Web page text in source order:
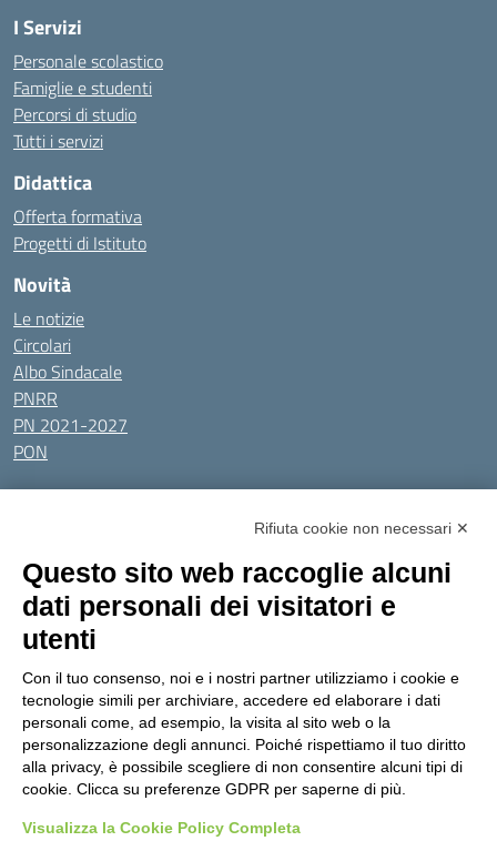
I Servizi
Personale scolastico
Famiglie e studenti
Percorsi di studio
Tutti i servizi
Didattica
Offerta formativa
Progetti di Istituto
Novità
Le notizie
Circolari
Albo Sindacale
PNRR
PN 2021-2027
PON
Tutti gli argomenti
Amministrazione Trasparente
Privacy Policy
Dichiarazione di accessibilitàObiettivi di accessibilità
Seguici su:
Indirizzo:Via Gaetano Donizetti 30, Collegno
Centralino:0114053925 Email: toic8cg002@istruzione.it
Posta elettronica certificata (PEC):toic8cg002@pec.istruzione.it
Codice fiscale: 95641450010
Codice Indice delle Pubbliche Amministrazioni (IPA): D0ZZDV0V
Rifiuta cookie non necessari ✕
Questo sito web raccoglie alcuni
dati personali dei visitatori e
utenti
Con il tuo consenso, noi e i nostri partner utilizziamo i cookie e
tecnologie simili per archiviare, accedere ed elaborare i dati
personali come, ad esempio, la visita al sito web o la
personalizzazione degli annunci. Poiché rispettiamo il tuo diritto
alla privacy, è possibile scegliere di non consentire alcuni tipi di
cookie. Clicca su preferenze GDPR per saperne di più.
Visualizza la Cookie Policy Completa